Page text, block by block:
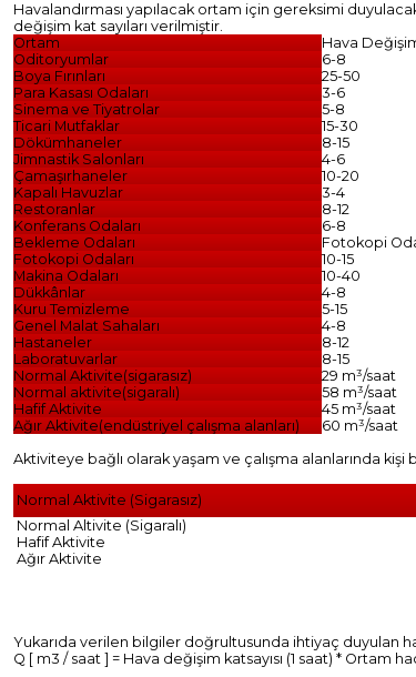
Havalandırması yapılacak ortam için gereksimi
değişim kat sayıları verilmiştir.
Ortam
Hava
Oditoryumlar
6-8
Boya Fırınları
25-50
Para Kasası Odaları
3-6
Sinema ve Tiyatrolar
5-8
Ticari Mutfaklar
15-30
Dökümhaneler
8-15
Jimnastik Salonları
4-6
Çamaşırhaneler
10-20
Kapalı Havuzlar
3-4
Restoranlar
8-12
Konferans Odaları
6-8
Bekleme Odaları
Fotokopi
Fotokopi Odaları
10-15
Makina Odaları
10-40
Dükkânlar
4-8
Kuru Temizleme
5-15
Genel Malat Sahaları
4-8
Hastaneler
8-12
Laboratuvarlar
8-15
Normal Aktivite(sigarasız)
29 m³/saat
Normal aktivite(sigaralı)
58 m³/saat
Hafif Aktivite
45 m³/saat
Ağır Aktivite(endüstriyel çalışma alanları)
60 m³/saat
Aktiviteye bağlı olarak yaşam ve çalışma alanlarında
Normal Aktivite (Sigarasız)
Normal Altivite (Sigaralı)
Hafif Aktivite
Ağır Aktivite
Yukarıda verilen bilgiler doğrultusunda ihtiyaç duyulan
Q [ m3 / saat ] = Hava değişim katsayısı (1 saat) * Ortam